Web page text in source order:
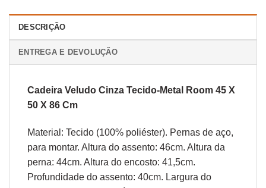
DESCRIÇÃO
ENTREGA E DEVOLUÇÃO
Cadeira Veludo Cinza Tecido-Metal Room 45 X
50 X 86 Cm
Material: Tecido (100% poliéster). Pernas de aço,
para montar. Altura do assento: 46cm. Altura da
perna: 44cm. Altura do encosto: 41,5cm.
Profundidade do assento: 40cm. Largura do